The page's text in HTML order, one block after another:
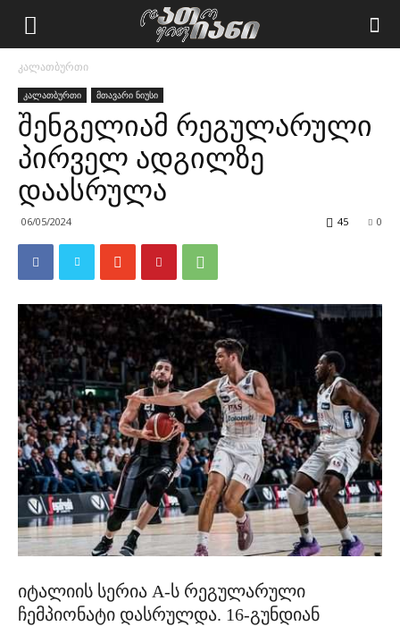
კალათბურთი
კალათბურთი მთავარი ნიუსი
შენგელიამ რეგულარული
პირველ ადგილზე
დაასრულა
06/05/2024 0
45
იტალიის სერია A-ს რეგულარული
ჩემპიონატი დასრულდა. 16-გუნდიან